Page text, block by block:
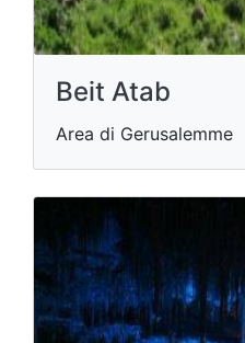
Beit Atab
Area di Gerusalemme